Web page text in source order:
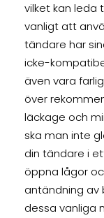
vilket kan leda
vanligt att
tändare har
icke-
även vara
över
läckage och
ska man inte
din tändare i
öppna lågor
antändning av
dessa vanliga